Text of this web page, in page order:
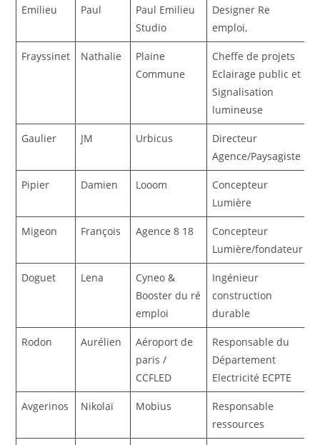
Emilieu Paul
Paul Emilieu
Studio
Designer Re
emploi,
Frayssinet Nathalie
Plaine
Commune
Cheffe de projets
Eclairage public et
Signalisation
lumineuse
Gaulier JM Urbicus
Directeur
Agence/Paysagiste
Pipier Damien Looom
Concepteur
Lumière
Migeon François Agence 8 18
Concepteur
Lumière/fondateur
Doguet Lena
Cyneo &
Booster du ré
emploi
Ingénieur
construction
durable
Rodon Aurélien
Aéroport de
paris /
CCFLED
Responsable du
Département
Electricité ECPTE
Avgerinos Nikolaï Mobius
Responsable
ressources